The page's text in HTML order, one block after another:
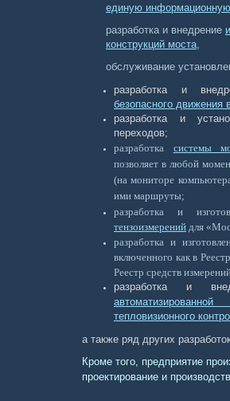
единую информационную
разработка и внедрение
конструкций моста,
обслуживание
разработка и
безопасного движения
разработка и
переходов;
разработка системы
позволяет в любой
(на мониторе
ими маршруты;
разработка и
тензоизмерений для
разработка и
включенного как в
Реестр средств
разработка и
тепловизионного
а также ряд других
Кроме того, предприятие
проектирование и